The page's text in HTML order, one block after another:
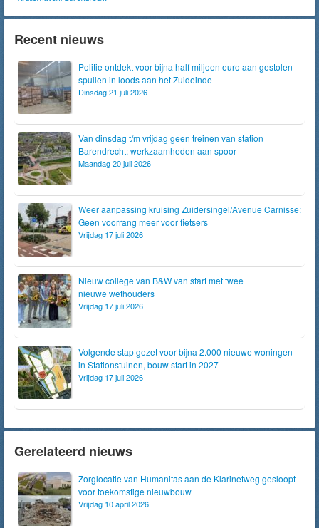
Recent nieuws
Politie ontdekt voor bijna half miljoen euro aan gestolen
spullen in loods aan het Zuideinde
Dinsdag 21 juli 2026
Van dinsdag t/m vrijdag geen treinen van station
Barendrecht; werkzaamheden aan spoor
Maandag 20 juli 2026
Weer aanpassing kruising Zuidersingel/Avenue Carnisse:
Geen voorrang meer voor fietsers
Vrijdag 17 juli 2026
Nieuw college van B&W van start met twee
nieuwe wethouders
Vrijdag 17 juli 2026
Volgende stap gezet voor bijna 2.000 nieuwe woningen
in Stationstuinen, bouw start in 2027
Vrijdag 17 juli 2026
Gerelateerd nieuws
Zorglocatie van Humanitas aan de Klarinetweg gesloopt
voor toekomstige nieuwbouw
Vrijdag 10 april 2026